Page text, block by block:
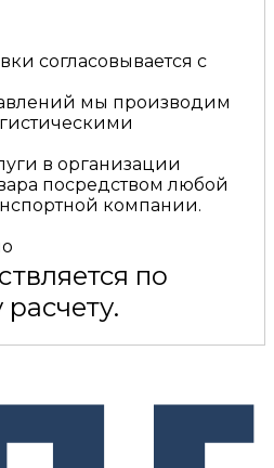
согласовывается с
мы производим
в организации
посредством любой
компании.
по